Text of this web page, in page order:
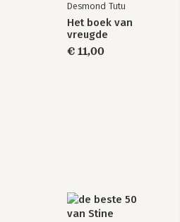
Desmond Tutu
Het boek van
vreugde
€ 11,00